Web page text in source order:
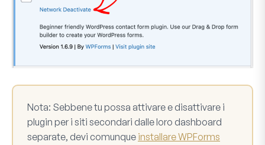
Nota: Sebbene tu possa attivare e disattivare i
plugin per i siti secondari dalle loro dashboard
separate, devi comunque installare WPForms